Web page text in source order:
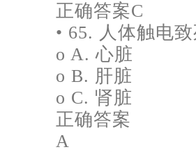
正确答案C
• 65. 人体触电
o A. 心脏
o B. 肝脏
o C. 肾脏
正确答案
A